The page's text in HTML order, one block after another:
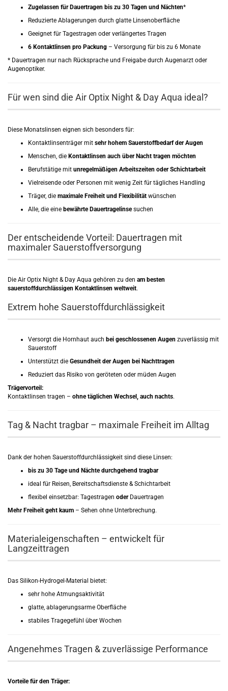
Zugelassen für Dauertragen bis zu 30 Tagen und Nächten*
Reduzierte Ablagerungen durch glatte Linsenoberfläche
Geeignet für Tagestragen oder verlängertes Tragen
6 Kontaktlinsen pro Packung – Versorgung für bis zu 6 Monate
* Dauertragen nur nach Rücksprache und Freigabe durch Augenarzt oder
Augenoptiker.
Für wen sind die Air Optix Night & Day Aqua ideal?
Diese Monatslinsen eignen sich besonders für:
Kontaktlinsenträger mit sehr hohem Sauerstoffbedarf der Augen
Menschen, die Kontaktlinsen auch über Nacht tragen möchten
Berufstätige mit unregelmäßigen Arbeitszeiten oder Schichtarbeit
Vielreisende oder Personen mit wenig Zeit für tägliches Handling
Träger, die maximale Freiheit und Flexibilität wünschen
Alle, die eine bewährte Dauertragelinsesuchen
Der entscheidende Vorteil: Dauertragen mit
maximaler Sauerstoffversorgung
Die Air Optix Night & Day Aqua gehören zu den am besten
sauerstoffdurchlässigen Kontaktlinsen weltweit.
Extrem hohe Sauerstoffdurchlässigkeit
Versorgt die Hornhaut auch bei geschlossenen Augen zuverlässig mit
Sauerstoff
Unterstützt die Gesundheit der Augen bei Nachttragen
Reduziert das Risiko von geröteten oder müden Augen
Trägervorteil:
Kontaktlinsen tragen – ohne täglichen Wechsel, auch nachts.
Tag & Nacht tragbar – maximale Freiheit im Alltag
Dank der hohen Sauerstoffdurchlässigkeit sind diese Linsen:
bis zu 30 Tage und Nächte durchgehend tragbar
ideal für Reisen, Bereitschaftsdienste & Schichtarbeit
flexibel einsetzbar: Tagestragen oderDauertragen
Mehr Freiheit geht kaum – Sehen ohne Unterbrechung.
Materialeigenschaften – entwickelt für
Langzeittragen
Das Silikon-Hydrogel-Material bietet:
sehr hohe Atmungsaktivität
glatte, ablagerungsarme Oberfläche
stabiles Tragegefühl über Wochen
Angenehmes Tragen & zuverlässige Performance
Vorteile für den Träger: